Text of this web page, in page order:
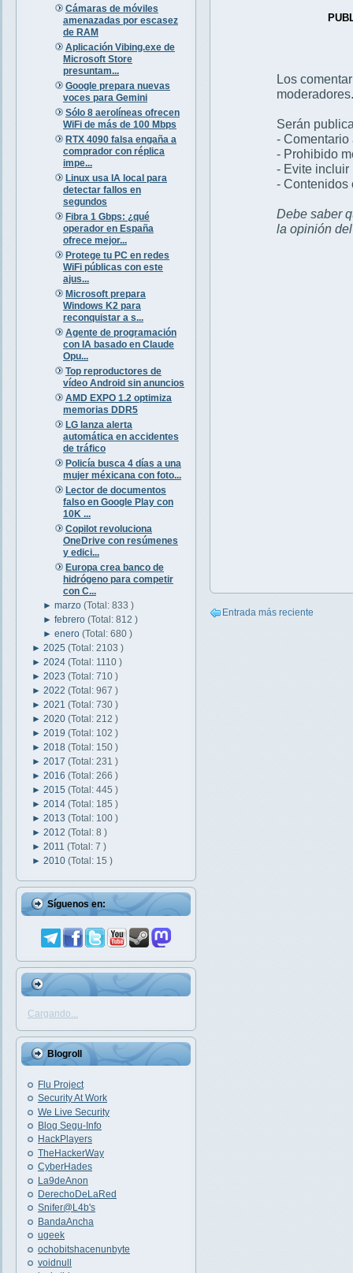
Cámaras de móviles
amenazadas por escasez
de RAM
Aplicación Vibing.exe de
Microsoft Store
presuntam...
Google prepara nuevas
voces para Gemini
Sólo 8 aerolíneas ofrecen
WiFi de más de 100 Mbps
RTX 4090 falsa engaña a
comprador con réplica
impe...
Linux usa IA local para
detectar fallos en
segundos
Fibra 1 Gbps: ¿qué
operador en España
ofrece mejor...
Protege tu PC en redes
WiFi públicas con este
ajus...
Microsoft prepara
Windows K2 para
reconquistar a s...
Agente de programación
con IA basado en Claude
Opu...
Top reproductores de
vídeo Android sin anuncios
AMD EXPO 1.2 optimiza
memorias DDR5
LG lanza alerta
automática en accidentes
de tráfico
Policía busca 4 días a una
mujer méxicana con foto...
Lector de documentos
falso en Google Play con
10K ...
Copilot revoluciona
OneDrive con resúmenes
y edici...
Europa crea banco de
hidrógeno para competir
con C...
►marzo(Total: 833 )
►febrero(Total: 812 )
►enero(Total: 680 )
► 2025 (Total: 2103 )
► 2024 (Total: 1110 )
► 2023 (Total: 710 )
► 2022 (Total: 967 )
► 2021 (Total: 730 )
► 2020 (Total: 212 )
► 2019 (Total: 102 )
► 2018 (Total: 150 )
► 2017 (Total: 231 )
► 2016 (Total: 266 )
► 2015 (Total: 445 )
► 2014 (Total: 185 )
► 2013 (Total: 100 )
► 2012 (Total: 8 )
► 2011 (Total: 7 )
► 2010 (Total: 15 )
Síguenos en:
Cargando...
Blogroll
Flu Project
Security At Work
We Live Security
Blog Segu-Info
HackPlayers
TheHackerWay
CyberHades
La9deAnon
DerechoDeLaRed
Snifer@L4b's
BandaAncha
ugeek
ochobitshacenunbyte
voidnull
Los
moderadores.
Serán
- Comentario
- Prohibido
- Evite incluir
- Contenidos
Debe saber
la opinión
Entrada más reciente